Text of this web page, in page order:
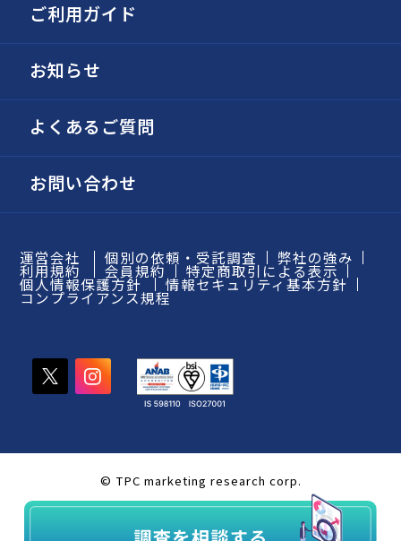
ご利用ガイド
お知らせ
よくあるご質問
お問い合わせ
運営会社 個別の依頼・受託調査 弊社の強み
利用規約 会員規約 特定商取引による表示
個人情報保護方針 情報セキュリティ基本方針
コンプライアンス規程
© TPC marketing research corp.